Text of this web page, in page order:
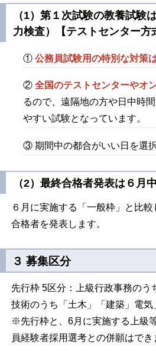
（1）第１次試験の教養試験は
力検査）【テストセンター方
①公務員試験用の特別な対策
②全国のテストセンターやオ
るので、遠隔地の方や日中時
やすい試験となっています。
③ 期間中の都合がいい日を選
（2）最終合格者発表は６月
６月に実施する「一般枠」と比
合格者を発表します。
３ 募集区分
先行枠 5区分：上級行政事務のう
技術のうち「土木」「建築」電気
※先行枠と、6月に実施する上級
員経験者採用選考との併願はでき